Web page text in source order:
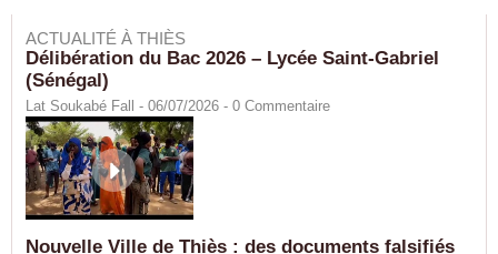
ACTUALITÉ À THIÈS
Délibération du Bac 2026 – Lycée Saint-Gabriel
(Sénégal)
Lat Soukabé Fall - 06/07/2026 - 0 Commentaire
Nouvelle Ville de Thiès : des documents falsifiés